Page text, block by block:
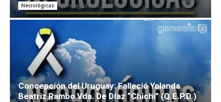
Necrológicas 7 de agosto de 2026
Concepción del Uruguay: Falleció Yolanda
Beatriz Rambo Vda. De Díaz “Chichi” (Q.E.P.D.)